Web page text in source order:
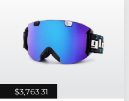
$3,763.31